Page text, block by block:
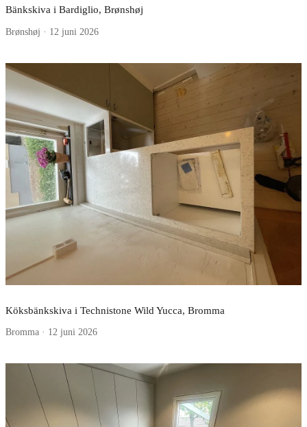
Bänkskiva i Bardiglio, Brønshøj
Brønshøj · 12 juni 2026
Köksbänkskiva i Technistone Wild Yucca, Bromma
Bromma · 12 juni 2026